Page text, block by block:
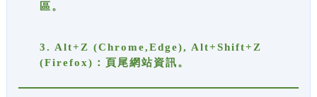
區。
3. Alt+Z (Chrome,Edge), Alt+Shift+Z
(Firefox)：頁尾網站資訊。